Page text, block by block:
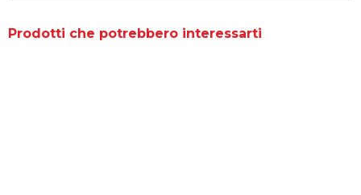
Prodotti che potrebbero interessarti